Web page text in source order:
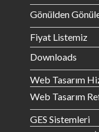
Gönülden
Fiyat Listemiz
Downloads
Web Tasarım
Web Tasarım
GES Sistemleri